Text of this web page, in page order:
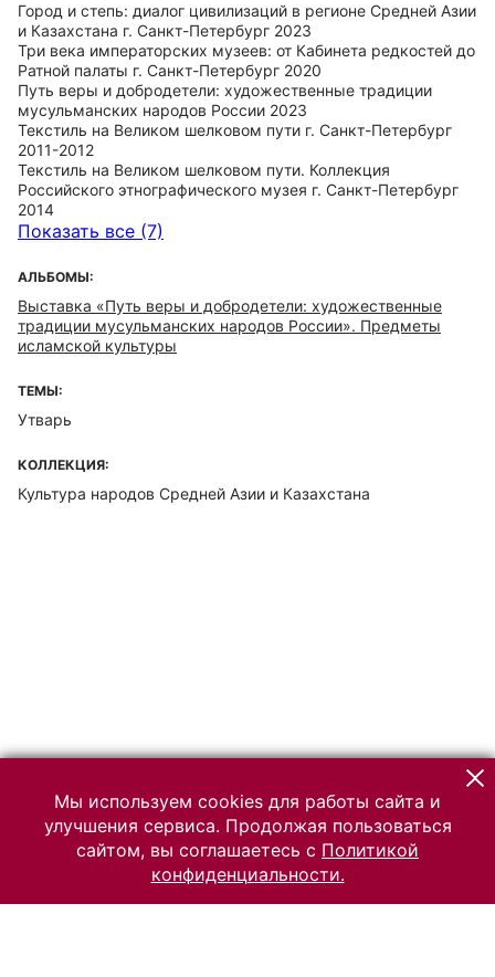
Город и степь: диалог цивилизаций в регионе Средней Азии
и Казахстана г. Санкт-Петербург 2023
Три века императорских музеев: от Кабинета редкостей до
Ратной палаты г. Санкт-Петербург 2020
Путь веры и добродетели: художественные традиции
мусульманских народов России 2023
Текстиль на Великом шелковом пути г. Санкт-Петербург
2011-2012
Текстиль на Великом шелковом пути. Коллекция
Российского этнографического музея г. Санкт-Петербург
2014
Показать все (7)
АЛЬБОМЫ:
Выставка «Путь веры и добродетели: художественные
традиции мусульманских народов России». Предметы
исламской культуры
ТЕМЫ:
Утварь
КОЛЛЕКЦИЯ:
Культура народов Средней Азии и Казахстана
Мы используем cookies для работы сайта и
улучшения сервиса. Продолжая пользоваться
сайтом, вы соглашаетесь с Политикой
конфиденциальности.